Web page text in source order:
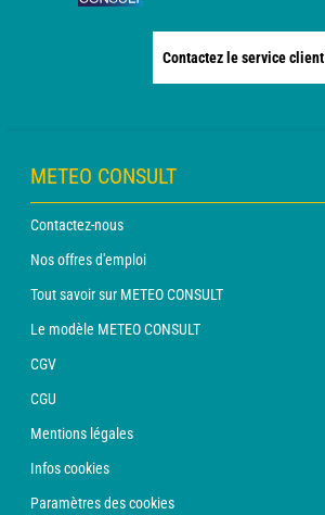
Contactez le service client
METEO CONSULT
Contactez-nous
Nos offres d'emploi
Tout savoir sur METEO CONSULT
Le modèle METEO CONSULT
CGV
CGU
Mentions légales
Infos cookies
Paramètres des cookies